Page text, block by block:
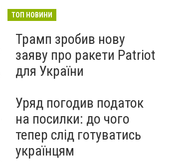
ТОП НОВИНИ
Трамп зробив нову
заяву про ракети Patriot
для України
Уряд погодив податок
на посилки: до чого
тепер слід готуватись
українцям